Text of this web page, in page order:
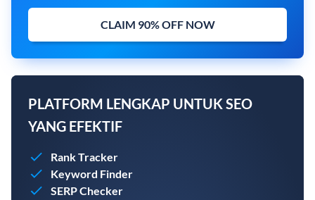
CLAIM 90% OFF NOW
PLATFORM LENGKAP UNTUK SEO
YANG EFEKTIF
Rank Tracker
Keyword Finder
SERP Checker